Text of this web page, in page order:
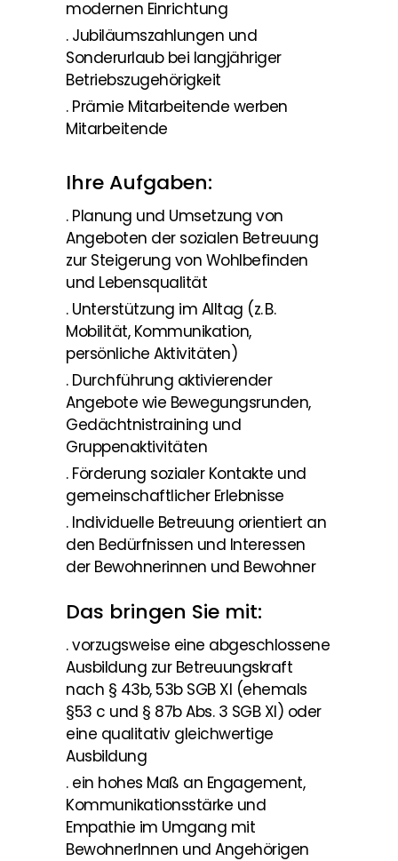
modernen Einrichtung
. Jubiläumszahlungen und
Sonderurlaub bei langjähriger
Betriebszugehörigkeit
. Prämie Mitarbeitende werben
Mitarbeitende
Ihre Aufgaben:
. Planung und Umsetzung von
Angeboten der sozialen Betreuung
zur Steigerung von Wohlbefinden
und Lebensqualität
. Unterstützung im Alltag (z. B.
Mobilität, Kommunikation,
persönliche Aktivitäten)
. Durchführung aktivierender
Angebote wie Bewegungsrunden,
Gedächtnistraining und
Gruppenaktivitäten
. Förderung sozialer Kontakte und
gemeinschaftlicher Erlebnisse
. Individuelle Betreuung orientiert an
den Bedürfnissen und Interessen
der Bewohnerinnen und Bewohner
Das bringen Sie mit:
. vorzugsweise eine abgeschlossene
Ausbildung zur Betreuungskraft
nach § 43b, 53b SGB XI (ehemals
§53 c und § 87b Abs. 3 SGB XI) oder
eine qualitativ gleichwertige
Ausbildung
. ein hohes Maß an Engagement,
Kommunikationsstärke und
Empathie im Umgang mit
BewohnerInnen und Angehörigen